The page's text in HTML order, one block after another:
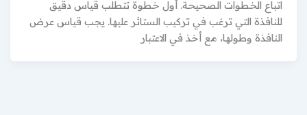
اتباع الخطوات الصحيحة. أول خطوة تتطلب قياس دقيق
للنافذة التي ترغب في تركيب الستائر عليها. يجب قياس عرض
النافذة وطولها، مع أخذ في الاعتبار